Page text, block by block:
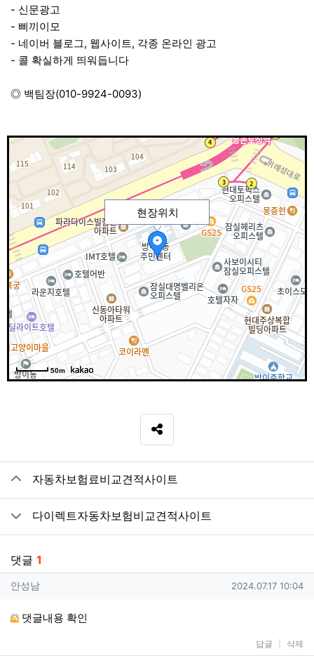
- 신문광고
- 삐끼이모
- 네이버 블로그, 웹사이트, 각종 온라인 광고
- 콜 확실하게 띄워듭니다
◎ 백팀장(010-9924-0093)
현장위치
50m
SNS 공유
관련자료자동차보험료비교견적사이트
다이렉트자동차보험비교견적사이트
댓글 1
안성남님의 댓글
안성남 작성일
2024.07.17 10:04
댓글내용 확인
답글 삭제